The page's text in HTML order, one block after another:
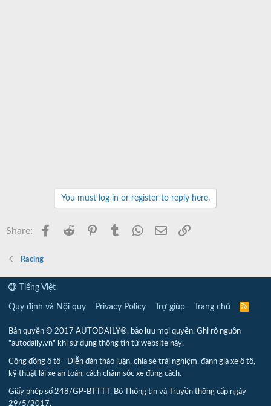
You must log in or register to reply here.
Share: Facebook
Reddit PinterestTumblr WhatsApp
Email
Racing
Tiếng Việt
Quy định và Nội quy Privacy Policy Trợ giúp Trang chủ
R
Bản quyền © 2017 AUTODAILY®, bảo lưu mọi quyền. Ghi rõ nguồn
"autodaily.vn" khi sử dụng thông tin từ website này.
Cộng đồng ô tô - Diễn đàn thảo luận, chia sẻ trải nghiệm, đánh giá xe ô tô,
kỹ thuật lái xe an toàn, cách chăm sóc xe đúng cách.
Giấy phép số 248/GP-BTTTT, Bộ Thông tin và Truyền thông cấp ngày
29/5/2017.